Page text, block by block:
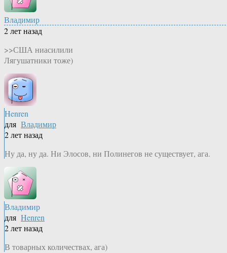
Владимир
2 лет назад
>>США ниасилили
Лягушатники тоже)
Henren
для Владимир
2 лет назад
Ну да, ну да. Ни Элосов, ни Полинегов не существует, ага.
Владимир
для Henren
2 лет назад
В товарных количествах, ага)